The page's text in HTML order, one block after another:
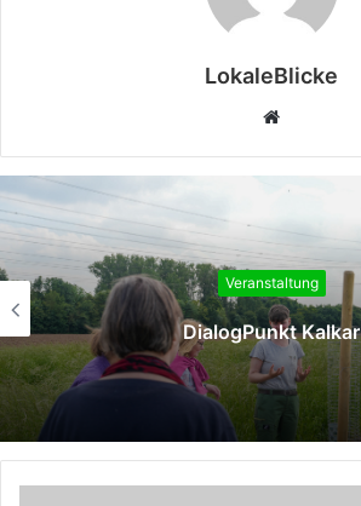
LokaleBlicke
Webseite
Veranstaltung
DialogPunkt Kalkar